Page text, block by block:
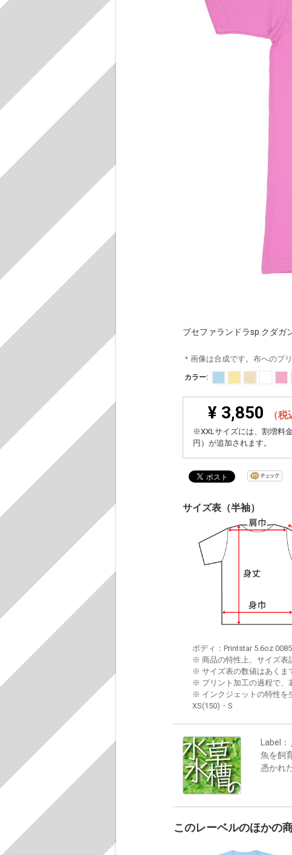
ブセファランドラsp.クダガ
＊画像は合成です。布へのプ
カラー:
¥ 3,850 （税
※XXLサイズには、割増料
円）が追加されます。
サイズ表（半袖）
ボディ：Printstar 5.6oz
※ 商品の特性上、サイズ表
※ サイズ表の数値はあくま
※ プリント加工の過程で、
※ インクジェットの特性を
XS(150)・S
Label：
魚を飼
憑かれ
このレーベルのほかの